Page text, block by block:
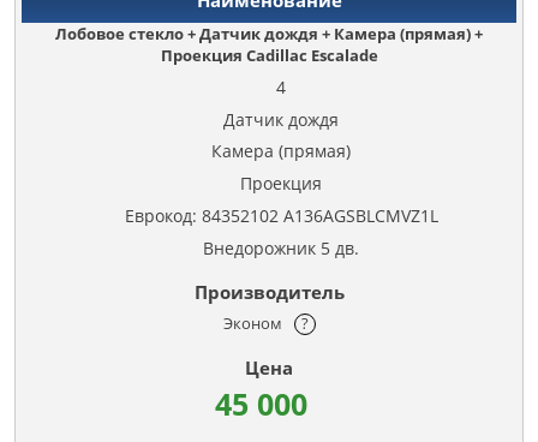
Лобовое стекло + Датчик дождя + Камера (прямая) +
Проекция Cadillac Escalade
4
Датчик дождя
Камера (прямая)
Проекция
Еврокод: 84352102 A136AGSBLCMVZ1L
Внедорожник 5 дв.
Эконом ?
45 000